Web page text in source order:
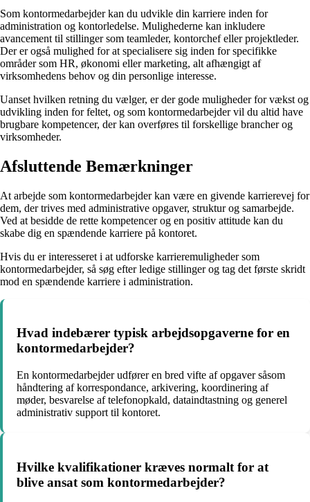
Som kontormedarbejder kan du udvikle din karriere inden for
administration og kontorledelse. Mulighederne kan inkludere
avancement til stillinger som teamleder, kontorchef eller projektleder.
Der er også mulighed for at specialisere sig inden for specifikke
områder som HR, økonomi eller marketing, alt afhængigt af
virksomhedens behov og din personlige interesse.
Uanset hvilken retning du vælger, er der gode muligheder for vækst og
udvikling inden for feltet, og som kontormedarbejder vil du altid have
brugbare kompetencer, der kan overføres til forskellige brancher og
virksomheder.
Afsluttende Bemærkninger
At arbejde som kontormedarbejder kan være en givende karrierevej for
dem, der trives med administrative opgaver, struktur og samarbejde.
Ved at besidde de rette kompetencer og en positiv attitude kan du
skabe dig en spændende karriere på kontoret.
Hvis du er interesseret i at udforske karrieremuligheder som
kontormedarbejder, så søg efter ledige stillinger og tag det første skridt
mod en spændende karriere i administration.
Hvad indebærer typisk arbejdsopgaverne for en
kontormedarbejder?
En kontormedarbejder udfører en bred vifte af opgaver såsom
håndtering af korrespondance, arkivering, koordinering af
møder, besvarelse af telefonopkald, dataindtastning og generel
administrativ support til kontoret.
Hvilke kvalifikationer kræves normalt for at
blive ansat som kontormedarbejder?